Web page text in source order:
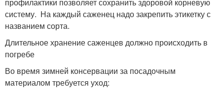
систему. На каждый саженец надо закрепить этикетку с
названием сорта.
Длительное хранение саженцев должно происходить в
погребе
Во время зимней консервации за посадочным
материалом требуется уход: